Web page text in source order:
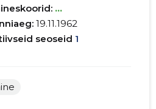
...
19.11.1962
seoseid 1